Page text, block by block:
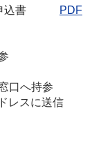
得申込書
PDF
口へ持参
レスに送信